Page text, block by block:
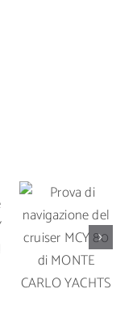
navigazione
del cruiser
MCY 80 di
CARLO